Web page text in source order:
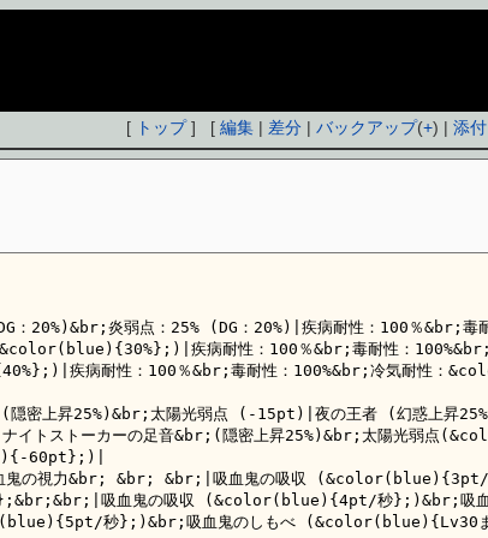
[ トップ] [編集 | 差分 |バックアップ(+) |添付